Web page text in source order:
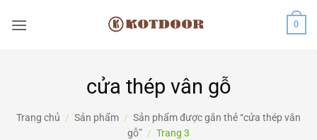
qua
0
cửa thép vân gỗ
Trang chủ / Sản phẩm / Sản phẩm được gắn thẻ “cửa thép vân
gỗ” / Trang 3